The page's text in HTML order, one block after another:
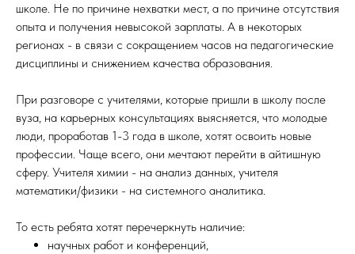
школе. Не по причине нехватки мест, а по причине отсутствия
опыта и получения невысокой зарплаты. А в некоторых
регионах - в связи с сокращением часов на педагогические
дисциплины и снижением качества образования.
При разговоре с учителями, которые пришли в школу после
вуза, на карьерных консультациях выясняется, что молодые
люди, проработав 1-3 года в школе, хотят освоить новые
профессии. Чаще всего, они мечтают перейти в айтишную
сферу. Учителя химии - на анализ данных, учителя
математики/физики - на системного аналитика.
То есть ребята хотят перечеркнуть наличие:
научных работ и конференций,